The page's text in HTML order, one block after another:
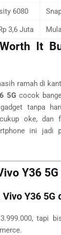
6080
3,6 Juta
It
ramah di
5G cocok
tanpa
oke, dan
ini jadi
Y36 5G
Y36 5G
tapi